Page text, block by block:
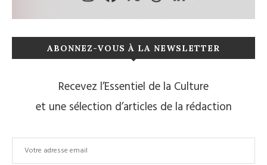
ABONNEZ-VOUS À LA NEWSLETTER
Recevez l’Essentiel de la Culture
et une sélection d’articles de la rédaction